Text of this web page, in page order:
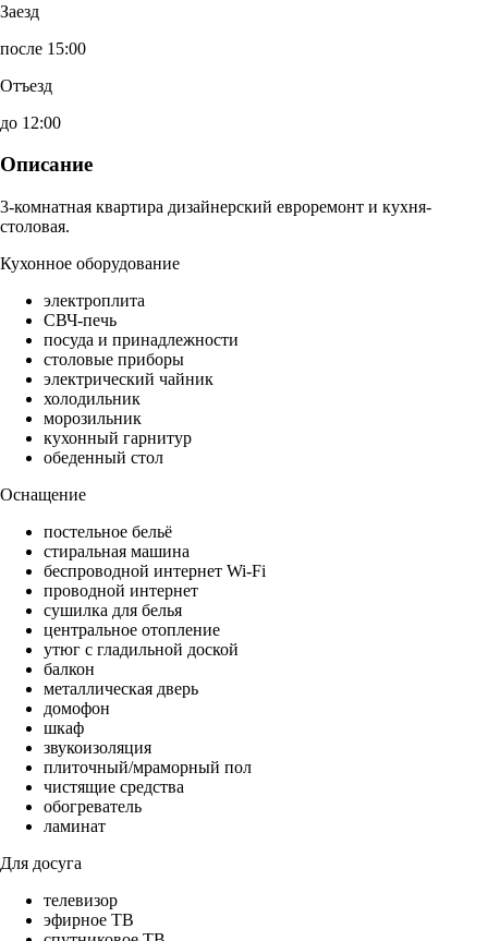
Заезд
после 15:00
Отъезд
до 12:00
Описание
3-комнатная квартира дизайнерский евроремонт и кухня-
столовая.
Кухонное оборудование
электроплита
СВЧ-печь
посуда и принадлежности
столовые приборы
электрический чайник
холодильник
морозильник
кухонный гарнитур
обеденный стол
Оснащение
постельное бельё
стиральная машина
беспроводной интернет Wi-Fi
проводной интернет
сушилка для белья
центральное отопление
утюг с гладильной доской
балкон
металлическая дверь
домофон
шкаф
звукоизоляция
плиточный/мраморный пол
чистящие средства
обогреватель
ламинат
Для досуга
телевизор
эфирное ТВ